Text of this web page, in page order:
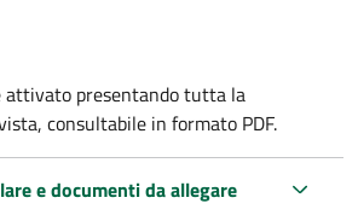
attivato presentando tutta la
consultabile in formato PDF.
e documenti da allegare